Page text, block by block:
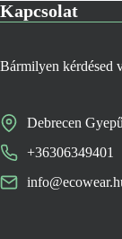
Kapcsolat
Bármilyen kérdésed
Debrecen
+36306349401